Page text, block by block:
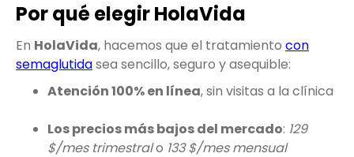
Por qué elegir HolaVida
En HolaVida, hacemos que el tratamiento con
semaglutidasea sencillo, seguro y asequible:
Atención 100% en línea, sin visitas a la clínica
Los precios más bajos del mercado: 129
$/mes trimestralo 133 $/mes mensual